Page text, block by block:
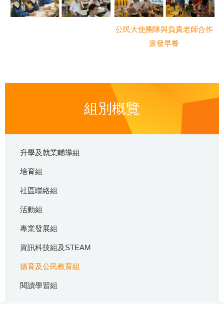
公民大使團隊與負責老師合作
派發早餐
組別概覽
升學及就業輔導組
培育組
社區聯絡組
活動組
專業發展組
資訊科技組及STEAM
德育及公民教育組
閱讀學習組